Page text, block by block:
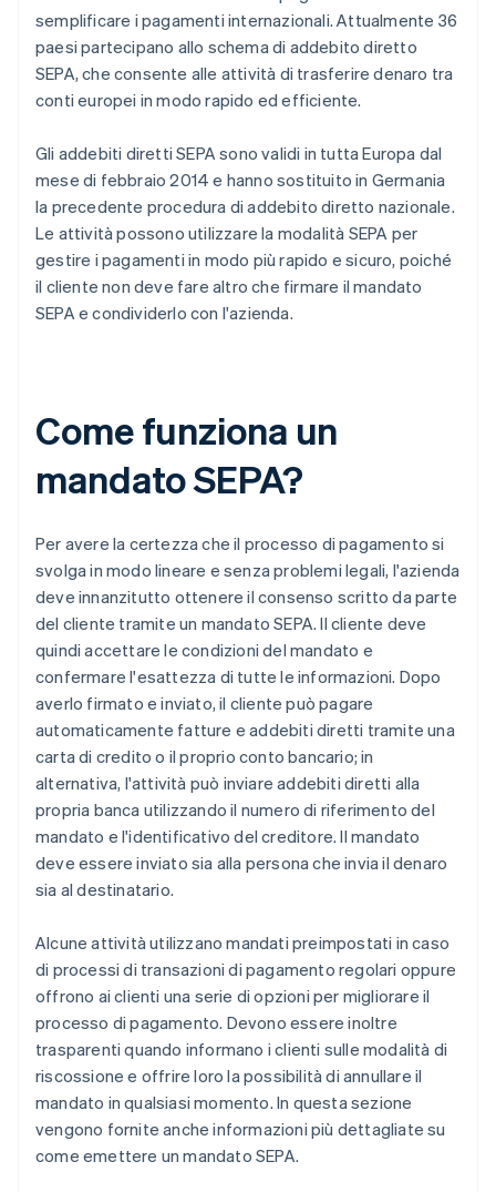
semplificare i pagamenti internazionali. Attualmente 36
paesi partecipano allo schema di addebito diretto
SEPA, che consente alle attività di trasferire denaro tra
conti europei in modo rapido ed efficiente.
Gli addebiti diretti SEPA sono validi in tutta Europa dal
mese di febbraio 2014 e hanno sostituito in Germania
la precedente procedura di addebito diretto nazionale.
Le attività possono utilizzare la modalità SEPA per
gestire i pagamenti in modo più rapido e sicuro, poiché
il cliente non deve fare altro che firmare il mandato
SEPA e condividerlo con l'azienda.
Come funziona un
mandato SEPA?
Per avere la certezza che il processo di pagamento si
svolga in modo lineare e senza problemi legali, l'azienda
deve innanzitutto ottenere il consenso scritto da parte
del cliente tramite un mandato SEPA. Il cliente deve
quindi accettare le condizioni del mandato e
confermare l'esattezza di tutte le informazioni. Dopo
averlo firmato e inviato, il cliente può pagare
automaticamente fatture e addebiti diretti tramite una
carta di credito o il proprio conto bancario; in
alternativa, l'attività può inviare addebiti diretti alla
propria banca utilizzando il numero di riferimento del
mandato e l'identificativo del creditore. Il mandato
deve essere inviato sia alla persona che invia il denaro
sia al destinatario.
Alcune attività utilizzano mandati preimpostati in caso
di processi di transazioni di pagamento regolari oppure
offrono ai clienti una serie di opzioni per migliorare il
processo di pagamento. Devono essere inoltre
trasparenti quando informano i clienti sulle modalità di
riscossione e offrire loro la possibilità di annullare il
mandato in qualsiasi momento. In questa sezione
vengono fornite anche informazioni più dettagliate su
come emettere un mandato SEPA.